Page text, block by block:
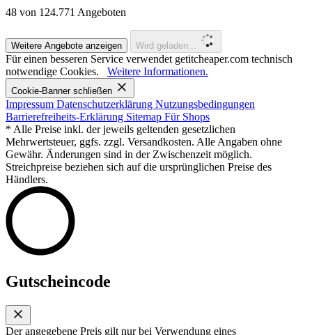
48 von 124.771 Angeboten
Weitere Angebote anzeigen Wird geladen...
Für einen besseren Service verwendet getitcheaper.com technisch
notwendige Cookies.
Weitere Informationen.
Cookie-Banner schließen
Impressum Datenschutzerklärung Nutzungsbedingungen
Barrierefreiheits-Erklärung Sitemap Für Shops
* Alle Preise inkl. der jeweils geltenden gesetzlichen
Mehrwertsteuer, ggfs. zzgl. Versandkosten. Alle Angaben ohne
Gewähr. Änderungen sind in der Zwischenzeit möglich.
Streichpreise beziehen sich auf die ursprünglichen Preise des
Händlers.
Gutscheincode
Der angegebene Preis gilt nur bei Verwendung eines